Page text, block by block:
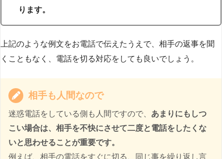
ります。
上記のような例文をお電話で伝えたうえで、相手の返事を聞
くこともなく、電話を切る対応をしても良いでしょう。
相手も人間なので
迷惑電話をしている側も人間ですので、 あまりにもしつ
こい場合は、相手を不快にさせて二度と電話をしたくな
いと思わせることが重要です。
例えば、相手の電話をすぐに切る、同じ事を繰り返し言